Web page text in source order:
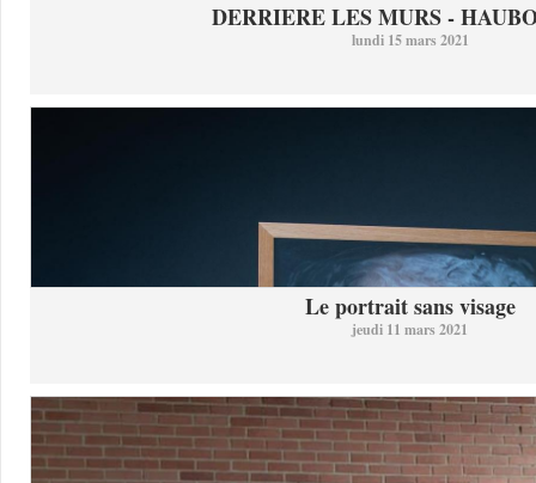
DERRIERE LES MURS -
lundi 15 mars 2021
Le portrait sans visage
jeudi 11 mars 2021